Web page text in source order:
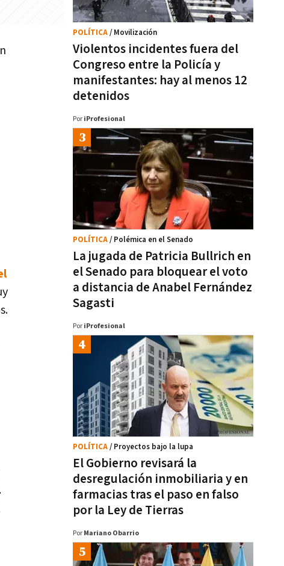
Violentos incidentes fuera del
Congreso entre la Policía y
manifestantes: hay al menos 12
detenidos
POLÍTICA/ Movilización
Por iProfesional
La jugada de Patricia Bullrich en
el Senado para bloquear el voto
a distancia de Anabel Fernández
Sagasti
POLÍTICA/ Polémica en el Senado
Por iProfesional
El Gobierno revisará la
desregulación inmobiliaria y en
farmacias tras el paso en falso
por la Ley de Tierras
POLÍTICA/ Proyectos bajo la lupa
Por Mariano Obarrio